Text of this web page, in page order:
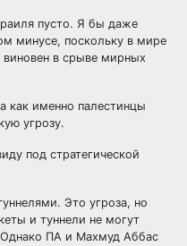
пусто. Я бы даже
минусе, поскольку в мире
в срыве мирных
как именно палестинцы
угрозу.
под стратегической
Это угроза, но
и туннели не могут
Однако ПА и Махмуд Аббас